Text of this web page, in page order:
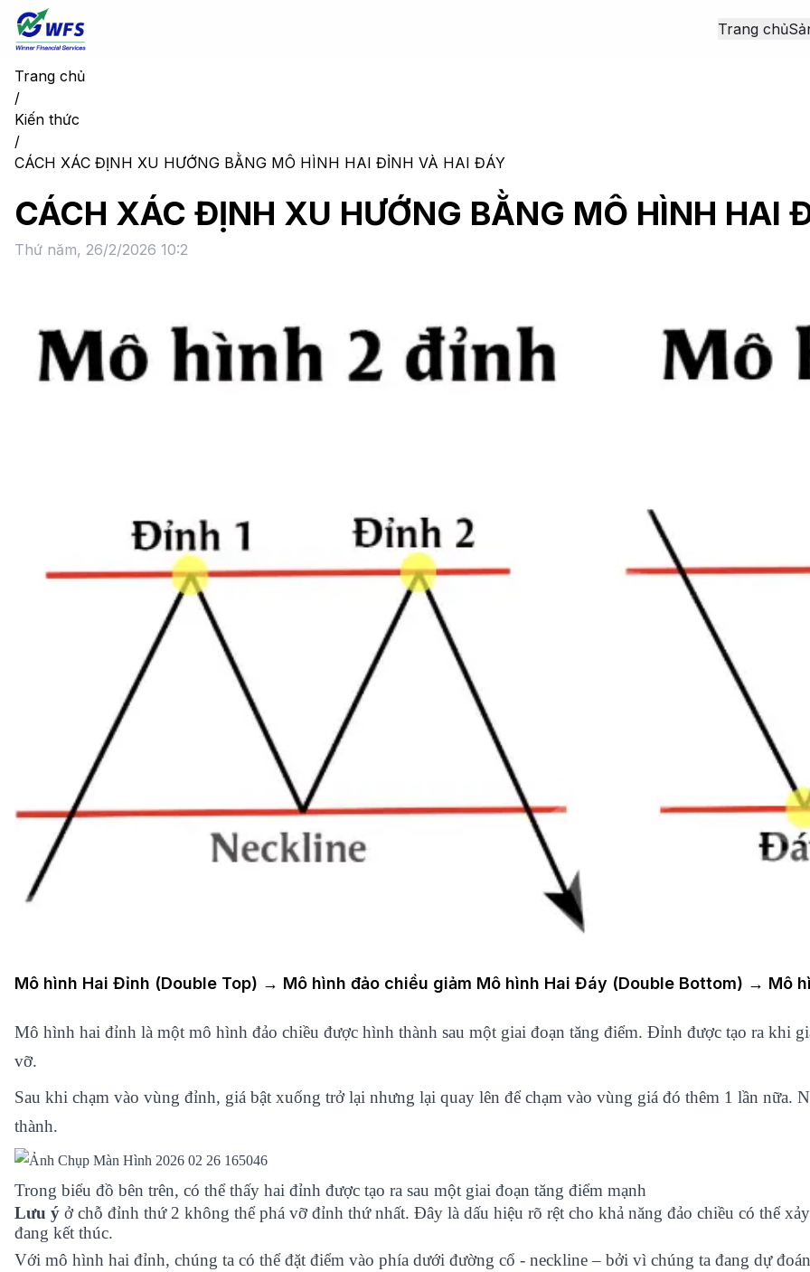
Trang chủ
Trang chủ
/
Kiến thức
/
CÁCH XÁC ĐỊNH XU HƯỚNG BẰNG MÔ HÌNH HAI ĐỈNH VÀ HAI ĐÁY
CÁCH XÁC ĐỊNH XU HƯỚNG BẰNG MÔ HÌNH HAI
Thứ năm, 26/2/2026 10:2
Mô hình Hai Đỉnh (Double Top) → Mô hình đảo chiều giảm Mô hình Hai Đáy (Double Bottom) → Mô
Mô hình hai đỉnh là một mô hình đảo chiều được hình thành sau một giai đoạn tăng điểm. Đỉnh được tạo ra khi
vỡ.
Sau khi chạm vào vùng đỉnh, giá bật xuống trở lại nhưng lại quay lên để chạm vào vùng giá đó thêm 1 lần nữa.
thành.
Trong biểu đồ bên trên, có thể thấy hai đỉnh được tạo ra sau một giai đoạn tăng điểm mạnh
Lưu ýở chỗ đỉnh thứ 2 không thể phá vỡ đỉnh thứ nhất. Đây là dấu hiệu rõ rệt cho khả năng đảo chiều có thể
đang kết thúc.
Với mô hình hai đỉnh, chúng ta có thể đặt điểm vào phía dưới đường cổ - neckline – bởi vì chúng ta đang dự